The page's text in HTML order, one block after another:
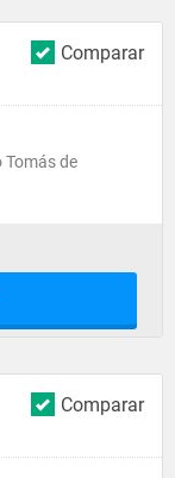
Comparar
Tomás de
Comparar